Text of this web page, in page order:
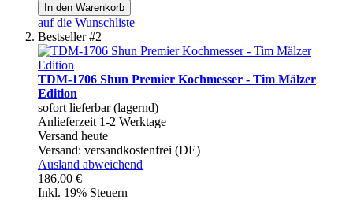
In den Warenkorb
auf die Wunschliste
Bestseller #2
TDM-1706 Shun Premier Kochmesser - Tim Mälzer
Edition
sofort lieferbar (lagernd)
Anlieferzeit 1-2 Werktage
Versand heute
Versand: versandkostenfrei (DE)
Ausland abweichend
186,00 €
Inkl. 19% Steuern